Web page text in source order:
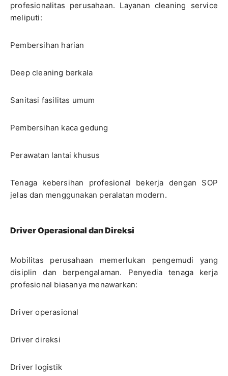
profesionalitas perusahaan. Layanan cleaning service
meliputi:
Pembersihan harian
Deep cleaning berkala
Sanitasi fasilitas umum
Pembersihan kaca gedung
Perawatan lantai khusus
Tenaga kebersihan profesional bekerja dengan SOP
jelas dan menggunakan peralatan modern.
Driver Operasional dan Direksi
Mobilitas perusahaan memerlukan pengemudi yang
disiplin dan berpengalaman. Penyedia tenaga kerja
profesional biasanya menawarkan:
Driver operasional
Driver direksi
Driver logistik